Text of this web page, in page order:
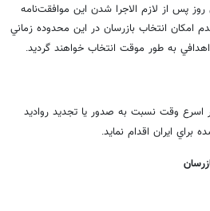
پس از لازم الاجرا شدن اين موافقت‌نامه
انتخاب بازرسان در اين محدوده زماني
به طور موقت انتخاب خواهند گرديد.
اسرع وقت نسبت به صدور يا تجديد رواديد
براي ايران اقدام نمايد.